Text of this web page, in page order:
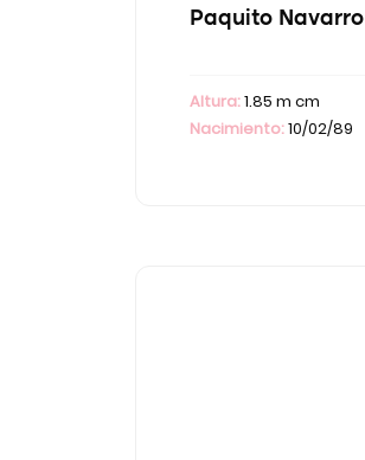
Paquito Navarro
Altura:1.85 m cm
Nacimiento:10/02/89